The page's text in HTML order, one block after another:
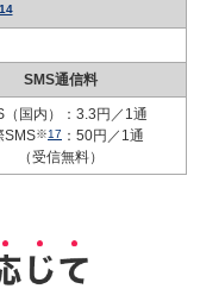
14
SMS通信料
（国内）：3.3円／1通
SMS※17 ：50円／1通
（受信無料）